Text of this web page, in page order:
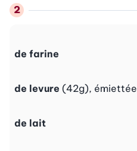
de farine
de levure (42g), émiettée
de lait